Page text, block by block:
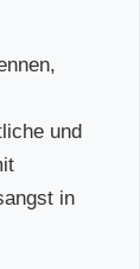
und
in